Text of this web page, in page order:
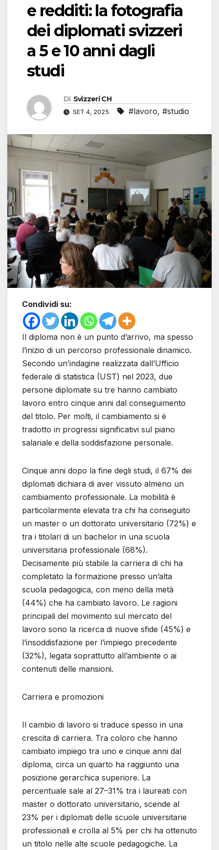
e redditi: la fotografia
dei diplomati svizzeri
a 5 e 10 anni dagli
studi
Di Svizzeri CH
SET 4, 2025 #lavoro, #studio
Condividi su:
Il diploma non è un punto d’arrivo, ma spesso
l’inizio di un percorso professionale dinamico.
Secondo un’indagine realizzata dall’Ufficio
federale di statistica (UST) nel 2023, due
persone diplomate su tre hanno cambiato
lavoro entro cinque anni dal conseguimento
del titolo. Per molti, il cambiamento si è
tradotto in progressi significativi sul piano
salariale e della soddisfazione personale.
Cinque anni dopo la fine degli studi, il 67% dei
diplomati dichiara di aver vissuto almeno un
cambiamento professionale. La mobilità è
particolarmente elevata tra chi ha conseguito
un master o un dottorato universitario (72%) e
tra i titolari di un bachelor in una scuola
universitaria professionale (68%).
Decisamente più stabile la carriera di chi ha
completato la formazione presso un’alta
scuola pedagogica, con meno della metà
(44%) che ha cambiato lavoro. Le ragioni
principali del movimento sul mercato del
lavoro sono la ricerca di nuove sfide (45%) e
l’insoddisfazione per l’impiego precedente
(32%), legata soprattutto all’ambiente o ai
contenuti delle mansioni.
Carriera e promozioni
Il cambio di lavoro si traduce spesso in una
crescita di carriera. Tra coloro che hanno
cambiato impiego tra uno e cinque anni dal
diploma, circa un quarto ha raggiunto una
posizione gerarchica superiore. La
percentuale sale al 27–31% tra i laureati con
master o dottorato universitario, scende al
23% per i diplomati delle scuole universitarie
professionali e crolla al 5% per chi ha ottenuto
un titolo nelle alte scuole pedagogiche. La